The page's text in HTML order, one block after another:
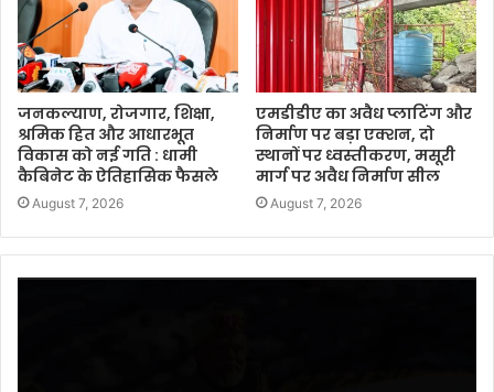
जनकल्याण, रोजगार, शिक्षा,
श्रमिक हित और आधारभूत
विकास को नई गति : धामी
कैबिनेट के ऐतिहासिक फैसले
August 7, 2026
एमडीडीए का अवैध प्लाटिंग और
निर्माण पर बड़ा एक्शन, दो
स्थानों पर ध्वस्तीकरण, मसूरी
मार्ग पर अवैध निर्माण सील
August 7, 2026